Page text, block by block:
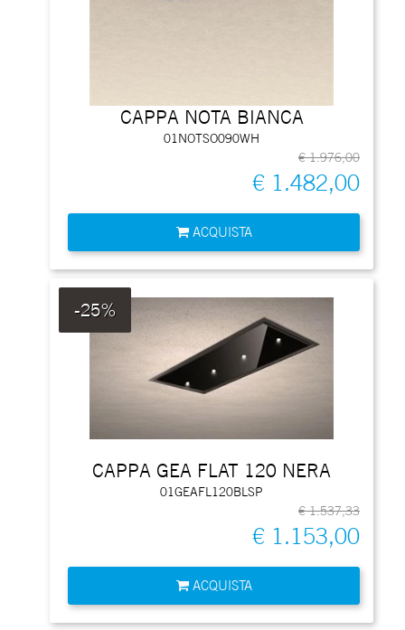
CAPPA NOTA BIANCA
01NOTSO090WH
€ 1.976,00
€ 1.482,00
ACQUISTA
-25%
CAPPA GEA FLAT 120 NERA
01GEAFL120BLSP
€ 1.537,33
€ 1.153,00
ACQUISTA